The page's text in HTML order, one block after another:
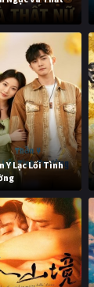
Y Lạc Lối Tình